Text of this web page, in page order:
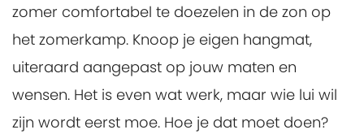
zomer comfortabel te doezelen in de zon op
het zomerkamp. Knoop je eigen hangmat,
uiteraard aangepast op jouw maten en
wensen. Het is even wat werk, maar wie lui wil
zijn wordt eerst moe. Hoe je dat moet doen?